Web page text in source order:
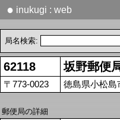
● inukugi : web
局名検索:
62118 坂野郵便
〒773-0023 徳島県小松島
郵便局の詳細